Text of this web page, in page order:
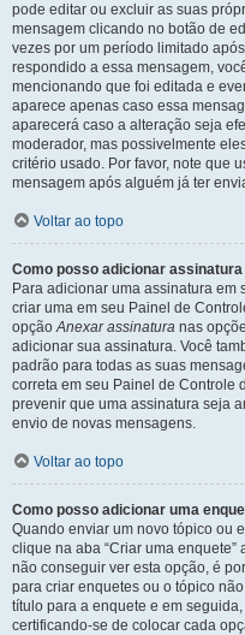
pode editar ou excluir as suas
mensagem clicando no botão de
vezes por um período limitado
respondido a essa mensagem,
mencionando que foi editada e
aparece apenas caso essa
aparecerá caso a alteração seja
moderador, mas possivelmente
critério usado. Por favor, note que
mensagem após alguém já ter
Voltar ao topo
Como posso adicionar
Para adicionar uma assinatura
criar uma em seu Painel de
opçãoAnexar assinatura nas
adicionar sua assinatura. Você
padrão para todas as suas
correta em seu Painel de Controle
prevenir que uma assinatura seja
envio de novas mensagens.
Voltar ao topo
Como posso adicionar uma
Quando enviar um novo tópico ou
clique na aba “Criar uma
não conseguir ver esta opção, é
para criar enquetes ou o tópico
título para a enquete e em
certificando-se de colocar cada